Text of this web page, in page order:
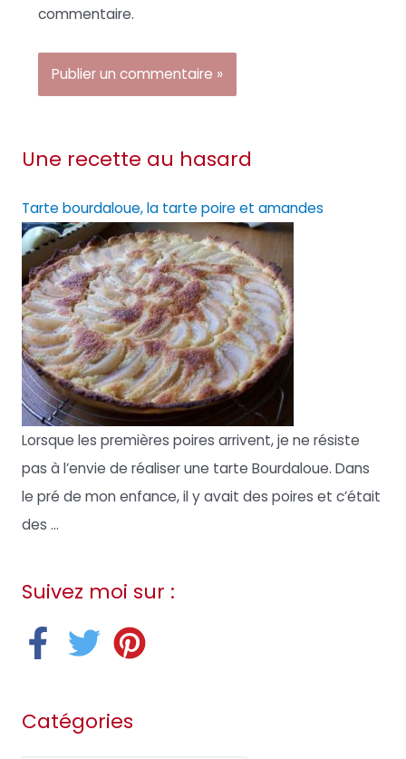
commentaire.
Une recette au hasard
Tarte bourdaloue, la tarte poire et amandes
Lorsque les premières poires arrivent, je ne résiste
pas à l’envie de réaliser une tarte Bourdaloue. Dans
le pré de mon enfance, il y avait des poires et c’était
des ...
Suivez moi sur :
Catégories